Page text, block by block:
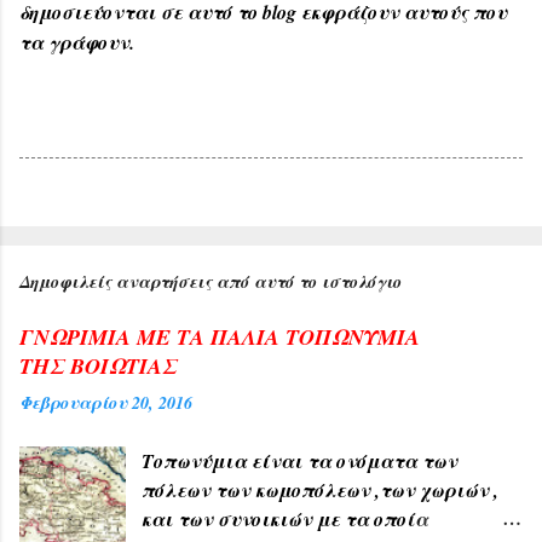
δημοσιεύονται σε αυτό το blog εκφράζουν αυτούς που
τα γράφουν.
Δημοφιλείς αναρτήσεις από αυτό το ιστολόγιο
ΓΝΩΡΙΜΙΑ ΜΕ ΤΑ ΠΑΛΙΑ ΤΟΠΩΝΥΜΙΑ
ΤΗΣ ΒΟΙΩΤΙΑΣ
Φεβρουαρίου 20, 2016
Τοπωνύμια είναι τα ονόματα των
πόλεων των κωμοπόλεων ,των χωριών ,
και των συνοικιών με τα οποία